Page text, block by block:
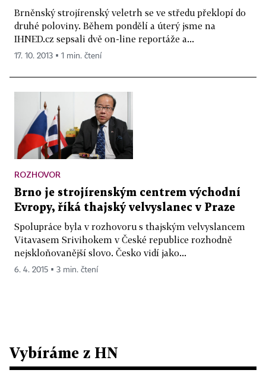
Brněnský strojírenský veletrh se ve středu překlopí do
druhé poloviny. Během pondělí a úterý jsme na
IHNED.cz sepsali dvě on-line reportáže a...
17. 10. 2013 ▪ 1 min. čtení
ROZHOVOR
Brno je strojírenským centrem východní
Evropy, říká thajský velvyslanec v Praze
Spolupráce byla v rozhovoru s thajským velvyslancem
Vitavasem Srivihokem v České republice rozhodně
nejskloňovanější slovo. Česko vidí jako...
6. 4. 2015 ▪ 3 min. čtení
Vybíráme z HN